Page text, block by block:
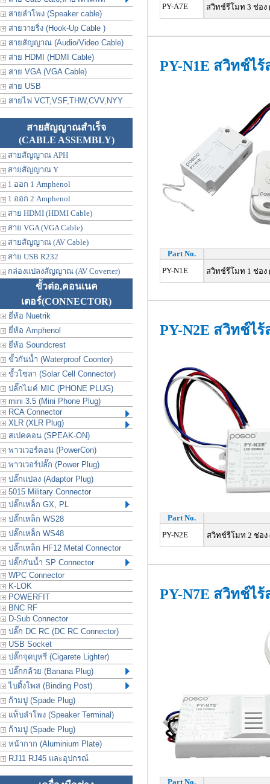
สายลำโพง (Speaker cable)
สายวายริ่ง (Hook-Up Cable )
สายสัญญาณ (Audio/Video Cable)
สาย HDMI (HDMI Cable)
สาย VGA (VGA Cable)
สาย USB
สายไฟ VCT,VSF,THW,CVV,NYY
สายสัญญาณสำเร็จ
(CABLE ASSEMBLY)
สายสัญญาณ APH
สายสัญญาณ Y
1 ออก 1 Amphenol
1 ออก 2 Amphenol
สาย HDMI (HDMI Cable)
สาย VGA (VGA Cable)
สายสัญญาณ (AV Cable)
สาย USB R232
กล่องแปลงสัญญาณ (AV Coverter)
ขั้วต่อ,คอนเนค
เตอร์(CONNECTOR)
ยี่ห้อ Nuetrik
ยี่ห้อ Amphenol
ยี่ห้อ Soundcrest
ขั้วกันน้ำ (Waterproof Coontor)
ขั้วโซลา (Solar Cell Connector)
ปลั๊กไมค์ MIC (PHONE PLUG)
mini 3.5 (Mini Phone Plug)
RCA Connector
XLR (XLR Plug)
สเปคคอน (SPEAK-ON)
พาวเวอร์คอน (PowerCon)
พาวเวอร์ปลั๊ก (Power Plug)
ปลั๊กแปลง (Adaptor Plug)
5015 Military Connector
ปลั๊กเหล็ก GX, PL
ปลั๊กเหล็ก WS28
ปลั๊กเหล็ก WS48
ปลั๊กเหล็ก HF12 Metal Connector
ปลั๊กกันน้ำ SP Connector
WPC Connector
K-LOK
POWERFIT
BNC RF
D-Sub Connector
ปลั๊ก DC RC (DC RC Connector)
USB Socket
ปลั๊กจุดบุหรี่ (Cigarete Lighter)
ปลั๊กกล้วย (Banana Plug)
ไบดิ้งโพส (Binding Post)
ก้ามปู (Spade Plug)
แท็บลำโพง (Speaker Terminal)
ก้ามปู (Spade Plug)
หน้ากาก (Aluminium Plate)
RJ11 RJ45 และอุปกรณ์
PY-A7E
สวิทช์รีโมท 3 ช่อง
PY-N1E สวิทช์ไ
Part No.
PY-N1E
สวิทช์รีโมท 1 ช่อง
PY-N2E สวิทช์ไ
Part No.
PY-N2E
สวิทช์รีโมท 2 ช่อง
PY-N7E สวิทช์ไ
Part No.